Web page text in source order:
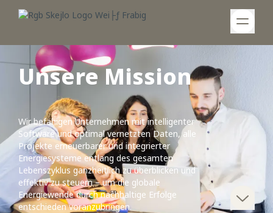
Unsere Mission
Wir befähigen Unternehmen mit intelligenter
Software und optimal vernetzten Daten, alle
Projekte erneuerbarer und integrierter
Energiesysteme entlang des gesamten
Lebenszyklus ganzheitlich zu überblicken und
effektiv zu steuern – um die globale
Energiewende durch nachhaltige Erfolge
entschieden voranzubringen.